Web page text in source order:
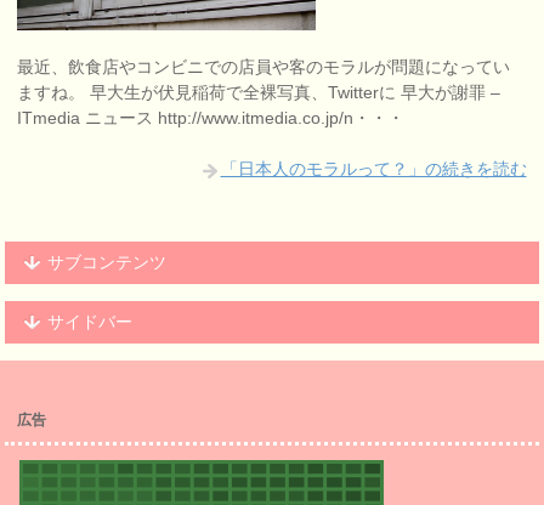
最近、飲食店やコンビニでの店員や客のモラルが問題になってい
ますね。 早大生が伏見稲荷で全裸写真、Twitterに 早大が謝罪 –
ITmedia ニュース http://www.itmedia.co.jp/n・・・
「日本人のモラルって？」の続きを読む
サブコンテンツ
サイドバー
広告